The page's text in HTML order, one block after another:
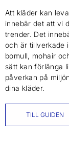
Att kläder kan
innebär det att vi
trender. Det
och är tillverkade
bomull, mohair
sätt kan förlänga
påverkan på
dina kläder.
TILL GUIDEN